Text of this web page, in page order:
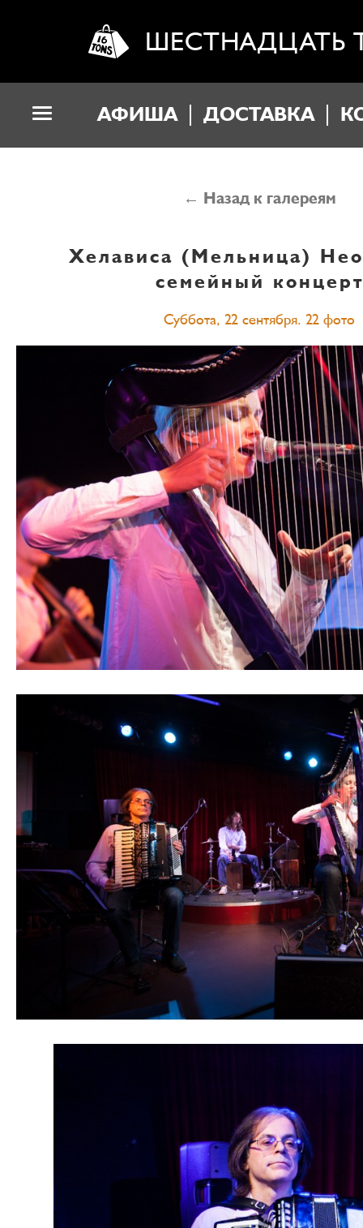
ШЕСТНАДЦАТЬ
АФИША ДОСТАВКА
← Назад к галереям
Хелависа (Мельница)
семейный концерт
Суббота, 22 сентября. 22 фото